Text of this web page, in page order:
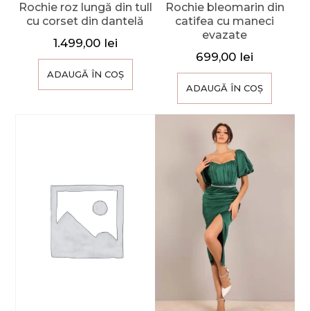
Rochie roz lungă din tull
cu corset din dantelă
1.499,00 lei
ADAUGĂ ÎN COȘ
Rochie bleomarin din
catifea cu maneci
evazate
699,00 lei
ADAUGĂ ÎN COȘ